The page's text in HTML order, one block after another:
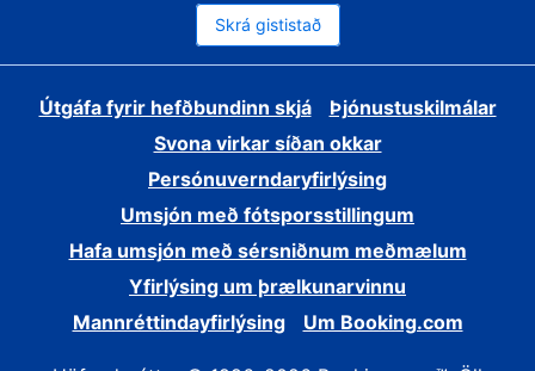
Skrá gististað
Útgáfa fyrir hefðbundinn skjá
Þjónustuskilmálar
Svona virkar síðan okkar
Persónuverndaryfirlýsing
Umsjón með fótsporsstillingum
Hafa umsjón með sérsniðnum meðmælum
Yfirlýsing um þrælkunarvinnu
Mannréttindayfirlýsing
Um Booking.com